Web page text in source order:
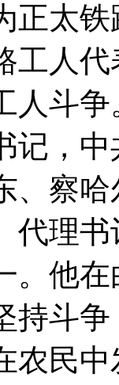
正太
工人
人斗
记，
、察
代理
。他
持斗
农民